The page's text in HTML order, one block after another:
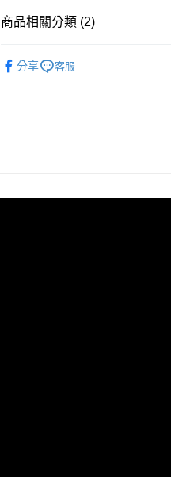
冷凍宅配-紙箱裝
冷凍貨到付款
商品相關分類 (2)
分享 客服